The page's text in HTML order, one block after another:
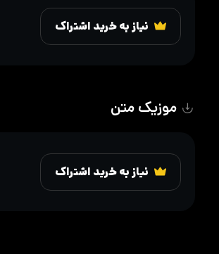
نیاز به خرید اشتراک
موزیک متن
نیاز به خرید اشتراک